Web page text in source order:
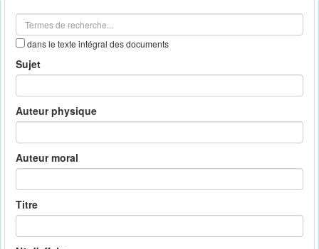
dans le texte intégral des documents
Sujet
Auteur physique
Auteur moral
Titre